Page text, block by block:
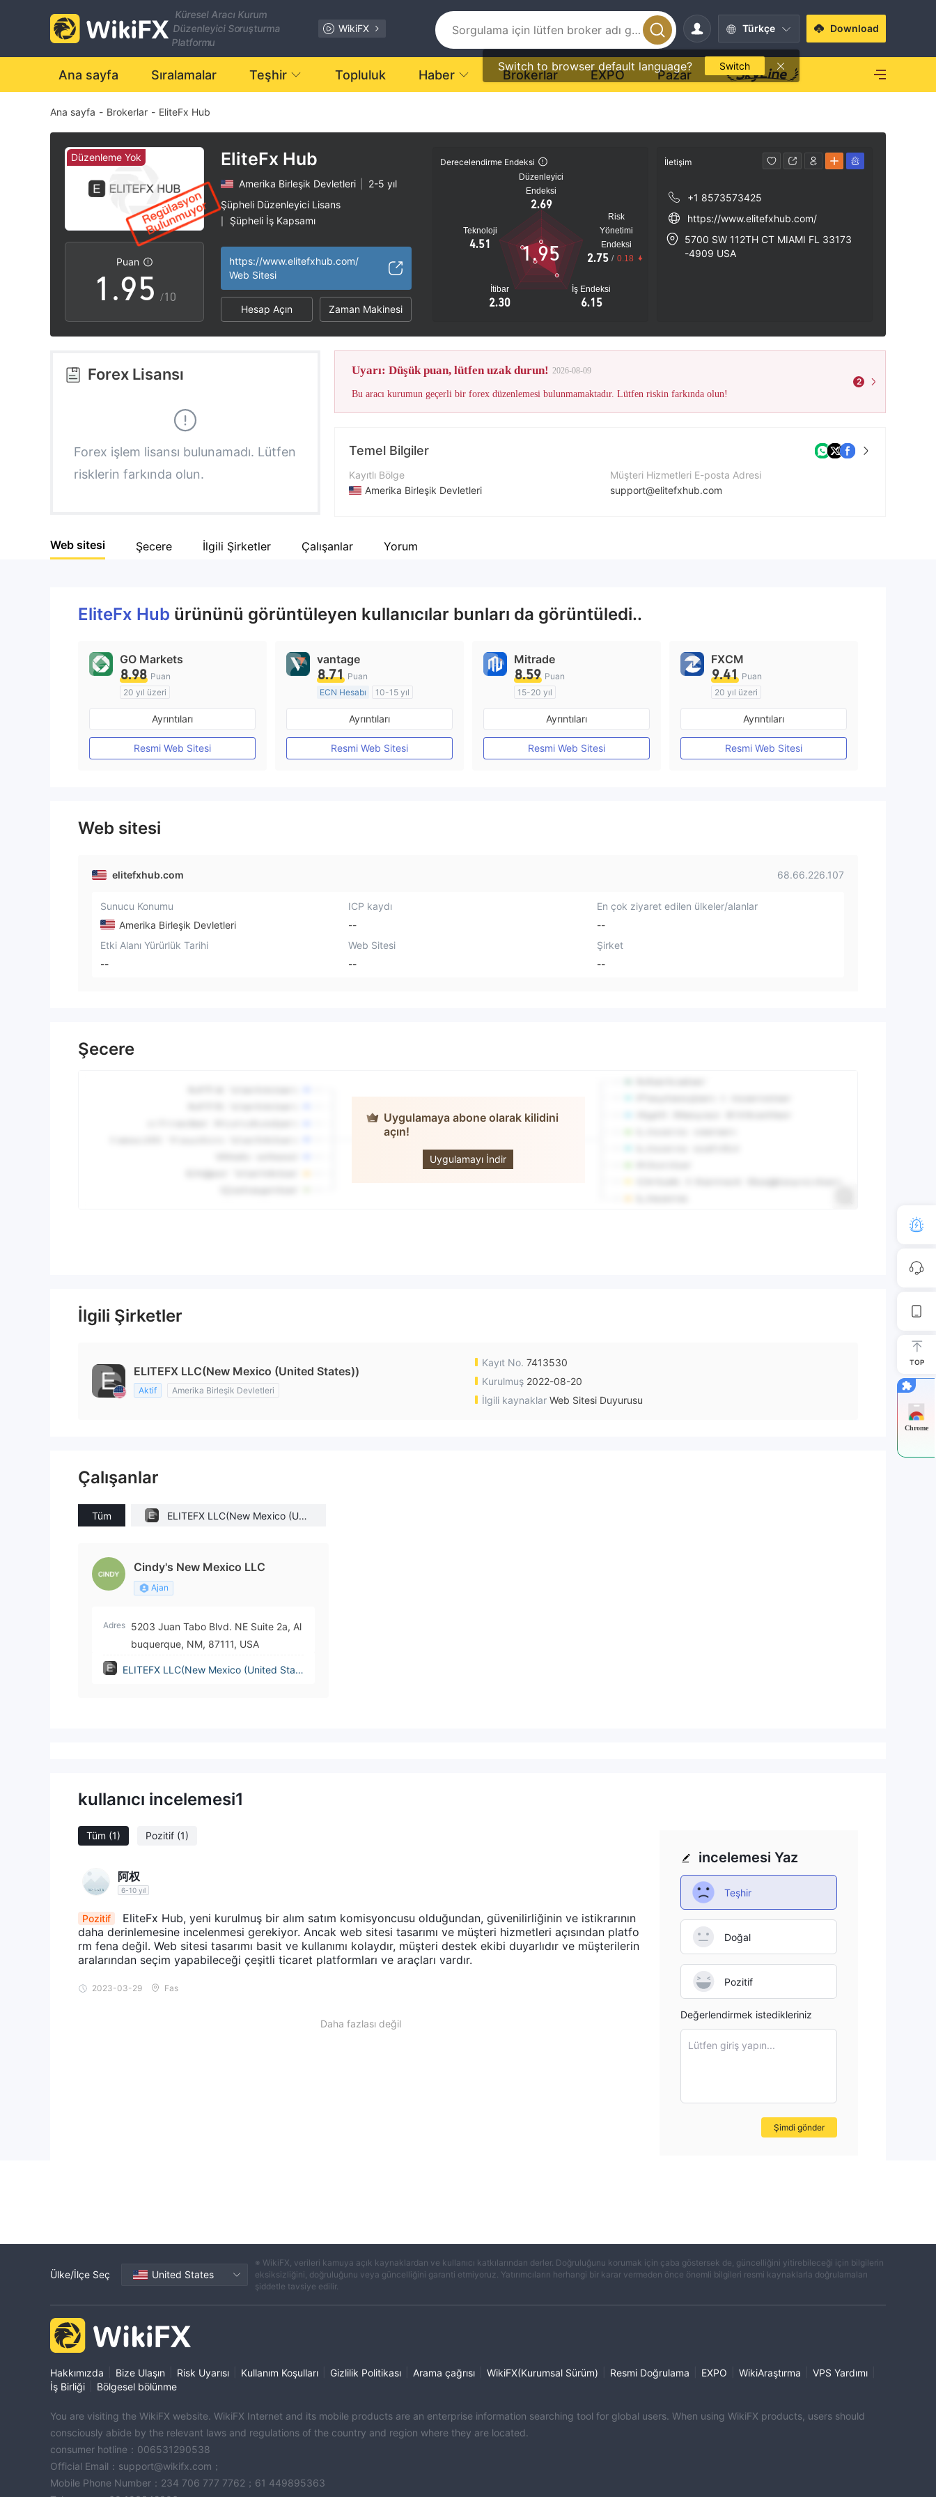
Küresel Aracı Kurum
Düzenleyici Soruşturma
Platformu
WikiFX Türkçe
Switch to browser default language? Switch
Download
Ana sayfa Sıralamalar Teşhir Topluluk Haber Brokerlar EXPO Pazar
Ana sayfa - Brokerlar - EliteFx Hub
Düzenleme Yok
Puan
0
1
2
3
5
6
7
8
9
.
3
4
5
6
7
8
9
0
1
2
3
4
5
6
7
9
/10
EliteFx Hub
Amerika Birleşik Devletleri
2-5 yıl
Şüpheli Düzenleyici Lisans
Şüpheli İş Kapsamı
https://www.elitefxhub.com/
Web Sitesi
Hesap Açın Zaman Makinesi
Derecelendirme Endeksi
Düzenleyici
Endeksi
2.69
Teknoloji
4.51
İtibar
2.30
İş Endeksi
6.15
Risk
Yönetimi
Endeksi
2.75 / 0.18
1.95
İletişim
+1 8573573425
https://www.elitefxhub.com/
5700 SW 112TH CT MIAMI FL 33173
-4909 USA
Forex Lisansı
Forex işlem lisansı bulunamadı. Lütfen
risklerin farkında olun.
Uyarı: Düşük puan, lütfen uzak durun! 2026-08-09
Bu aracı kurumun geçerli bir forex düzenlemesi bulunmamaktadır. Lütfen riskin farkında olun!
2
Temel Bilgiler
Kayıtlı Bölge
Amerika Birleşik Devletleri
Şirket Adı
Müşteri Hizmetleri E-posta Adresi
support@elitefxhub.com
Web sitesi Şecere İlgili Şirketler Çalışanlar Yorum
EliteFx Hub ürününü görüntüleyen kullanıcılar bunları da görüntüledi..
GO Markets
8.98 Puan
20 yıl üzeri
Düzenleyici Ülke/Bölge: Avustralya
Pazar Yapıcılık (MM)
cTrader
Ayrıntıları
Resmi Web Sitesi
vantage
8.71 Puan
ECN Hesabı
10-15 yıl
Düzenleyici Ülke/Bölge: Avustralya
Pazar Yapıcılık (MM)
MT4 Tam Lisans
Ayrıntıları
Resmi Web Sitesi
Mitrade
8.59 Puan
15-20 yıl
Düzenleyici Ülke/Bölge: Avustralya
Pazar Yapıcılık (MM)
Kendi kendini geliştirmiş
Ayrıntıları
Resmi Web Sitesi
FXCM
9.41 Puan
20 yıl üzeri
Düzenleyici Ülke/Bölge: Avustralya
Pazar Yapıcılık (MM)
MT4 Tam Lisans
Ayrıntıları
Resmi Web Sitesi
Web sitesi
elitefxhub.com 68.66.226.107
Sunucu Konumu
Amerika Birleşik Devletleri
ICP kaydı
--
En çok ziyaret edilen ülkeler/alanlar
--
Etki Alanı Yürürlük Tarihi
--
Web Sitesi
--
Şirket
--
Şecere
Uygulamaya abone olarak kilidini
açın!
Uygulamayı İndir
İlgili Şirketler
ELITEFX LLC(New Mexico (United States))
Aktif Amerika Birleşik Devletleri
Kayıt No. 7413530
Kurulmuş 2022-08-20
İlgili kaynaklar Web Sitesi Duyurusu
Çalışanlar
Tüm
ELITEFX LLC(New Mexico (Unit
Cindy's New Mexico LLC
Ajan
Adres 5203 Juan Tabo Blvd. NE Suite 2a, Al
buquerque, NM, 87111, USA
ELITEFX LLC(New Mexico (United Stat
kullanıcı incelemesi1
Tüm (1) Pozitif (1)
阿权
6-10 yıl
Pozitif
EliteFx Hub, yeni kurulmuş bir alım satım komisyoncusu olduğundan, güvenilirliğinin ve istikrarının
daha derinlemesine incelenmesi gerekiyor. Ancak web sitesi tasarımı ve müşteri hizmetleri açısından platfo
rm fena değil. Web sitesi tasarımı basit ve kullanımı kolaydır, müşteri destek ekibi duyarlıdır ve müşterilerin
aralarından seçim yapabileceği çeşitli ticaret platformları ve araçları vardır.
2023-03-29 Fas
Daha fazlası değil
incelemesi Yaz
Teşhir
Doğal
Pozitif
Değerlendirmek istedikleriniz
Lütfen giriş yapın...
Şimdi gönder
TOP
Chrome
Ülke/İlçe Seç United States
※ WikiFX, verileri kamuya açık kaynaklardan ve kullanıcı katkılarından derler. Doğruluğunu korumak için çaba göstersek de, güncelliğini yitirebileceği için bilgilerin
eksiksizliğini, doğruluğunu veya güncelliğini garanti etmiyoruz. Yatırımcıların herhangi bir karar vermeden önce önemli bilgileri resmi kaynaklarla doğrulamaları
şiddetle tavsiye edilir.
Hakkımızda Bize Ulaşın Risk Uyarısı Kullanım Koşulları Gizlilik Politikası Arama çağrısı WikiFX(Kurumsal Sürüm) Resmi Doğrulama EXPO WikiAraştırma VPS Yardımı
İş Birliği
Bölgesel bölünme
You are visiting the WikiFX website. WikiFX Internet and its mobile products are an enterprise information searching tool for global users. When using WikiFX products, users should
consciously abide by the relevant laws and regulations of the country and region where they are located.
consumer hotline：006531290538
Official Email：support@wikifx.com；
Mobile Phone Number：234 706 777 7762；61 449895363